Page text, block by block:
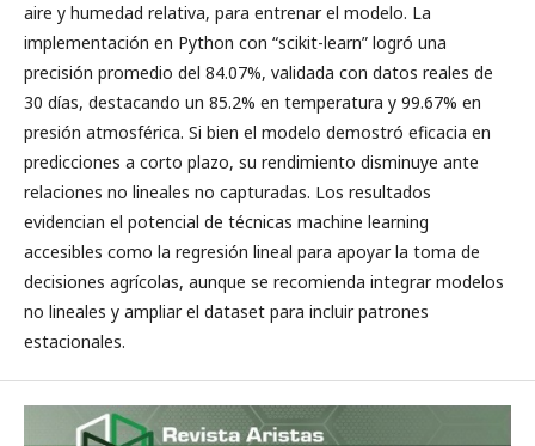
aire y humedad relativa, para entrenar el modelo. La
implementación en Python con “scikit-learn” logró una
precisión promedio del 84.07%, validada con datos reales de
30 días, destacando un 85.2% en temperatura y 99.67% en
presión atmosférica. Si bien el modelo demostró eficacia en
predicciones a corto plazo, su rendimiento disminuye ante
relaciones no lineales no capturadas. Los resultados
evidencian el potencial de técnicas machine learning
accesibles como la regresión lineal para apoyar la toma de
decisiones agrícolas, aunque se recomienda integrar modelos
no lineales y ampliar el dataset para incluir patrones
estacionales.